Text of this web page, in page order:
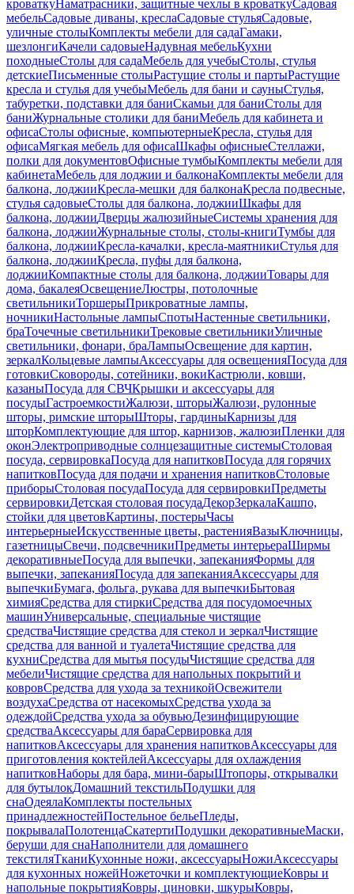
кроваткуНаматрасники, защитные чехлы в кроваткуСадовая
мебельСадовые диваны, креслаСадовые стульяСадовые,
уличные столыКомплекты мебели для садаГамаки,
шезлонгиКачели садовыеНадувная мебельКухни
походныеСтолы для садаМебель для учебыСтолы, стулья
детскиеПисьменные столыРастущие столы и партыРастущие
кресла и стулья для учебыМебель для бани и сауныСтулья,
табуретки, подставки для баниСкамьи для баниСтолы для
баниЖурнальные столики для баниМебель для кабинета и
офисаСтолы офисные, компьютерныеКресла, стулья для
офисаМягкая мебель для офисаШкафы офисныеСтеллажи,
полки для документовОфисные тумбыКомплекты мебели для
кабинетаМебель для лоджии и балконаКомплекты мебели для
балкона, лоджииКресла-мешки для балконаКресла подвесные,
стулья садовыеСтолы для балкона, лоджииШкафы для
балкона, лоджииДверцы жалюзийныеСистемы хранения для
балкона, лоджииЖурнальные столы, столы-книгиТумбы для
балкона, лоджииКресла-качалки, кресла-маятникиСтулья для
балкона, лоджииКресла, пуфы для балкона,
лоджииКомпактные столы для балкона, лоджииТовары для
дома, бакалеяОсвещениеЛюстры, потолочные
светильникиТоршерыПрикроватные лампы,
ночникиНастольные лампыСпотыНастенные светильники,
браТочечные светильникиТрековые светильникиУличные
светильники, фонари, браЛампыОсвещение для картин,
зеркалКольцевые лампыАксессуары для освещенияПосуда для
готовкиСковороды, сотейники, вокиКастрюли, ковши,
казаныПосуда для СВЧКрышки и аксессуары для
посудыГастроемкостиЖалюзи, шторыЖалюзи, рулонные
шторы, римские шторыШторы, гардиныКарнизы для
шторКомплектующие для штор, карнизов, жалюзиПленки для
оконЭлектроприводные солнцезащитные системыСтоловая
посуда, сервировкаПосуда для напитковПосуда для горячих
напитковПосуда для подачи и хранения напитковСтоловые
приборыСтоловая посудаПосуда для сервировкиПредметы
сервировкиДетская столовая посудаДекорЗеркалаКашпо,
стойки для цветовКартины, постерыЧасы
интерьерныеИскусственные цветы, растенияВазыКлючницы,
газетницыСвечи, подсвечникиПредметы интерьераШирмы
декоративныеПосуда для выпечки, запеканияФормы для
выпечки, запеканияПосуда для запеканияАксессуары для
выпечкиБумага, фольга, рукава для выпечкиБытовая
химияСредства для стиркиСредства для посудомоечных
машинУниверсальные, специальные чистящие
средстваЧистящие средства для стекол и зеркалЧистящие
средства для ванной и туалетаЧистящие средства для
кухниСредства для мытья посудыЧистящие средства для
мебелиЧистящие средства для напольных покрытий и
ковровСредства для ухода за техникойОсвежители
воздухаСредства от насекомыхСредства ухода за
одеждойСредства ухода за обувьюДезинфицирующие
средстваАксессуары для бараСервировка для
напитковАксессуары для хранения напитковАксессуары для
приготовления коктейлейАксессуары для охлаждения
напитковНаборы для бара, мини-барыШтопоры, открывалки
для бутылокДомашний текстильПодушки для
снаОдеялаКомплекты постельных
принадлежностейПостельное бельеПледы,
покрывалаПолотенцаСкатертиПодушки декоративныеМаски,
беруши для снаНаполнители для домашнего
текстиляТканиКухонные ножи, аксессуарыНожиАксессуары
для кухонных ножейНожеточки и комплектующиеКовры и
напольные покрытияКовры, циновки, шкурыКовры,